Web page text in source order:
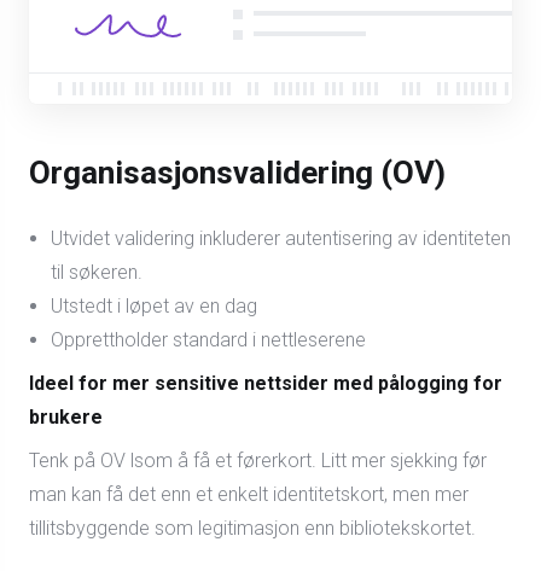
Organisasjonsvalidering (OV)
Utvidet validering inkluderer autentisering av identiteten
til søkeren.
Utstedt i løpet av en dag
Opprettholder standard i nettleserene
Ideel for mer sensitive nettsider med pålogging for
brukere
Tenk på OV lsom å få et førerkort. Litt mer sjekking før
man kan få det enn et enkelt identitetskort, men mer
tillitsbyggende som legitimasjon enn bibliotekskortet.